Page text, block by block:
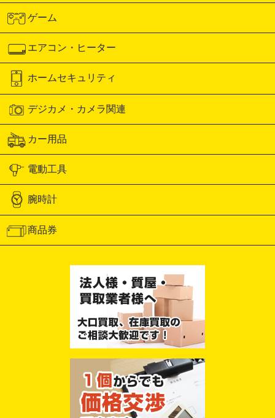
ゲーム
エアコン・ヒーター
ホームセキュリティ
デジカメ・カメラ関連
カー用品
電動工具
腕時計
商品券